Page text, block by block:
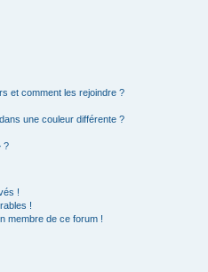
et comment les rejoindre ?
une couleur différente ?
?
!
!
membre de ce forum !